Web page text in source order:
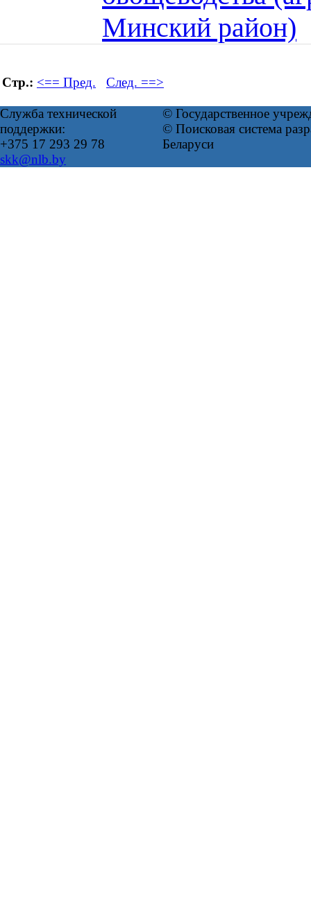
Минский район)
Стр.: <== Пред. След. ==>
Служба технической
поддержки:
+375 17 293 29 78
skk@nlb.by
© Государственное
© Поисковая система
Беларуси